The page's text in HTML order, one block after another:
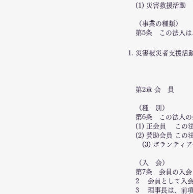
(1) 災害救援活動
（事業の種類）
第5条 この法人は
災害被災者支援活
第2章 会 員
（種 別）
第6条 この法人の
(1) 正会員 この法
(2) 賛助会員 この
(3) ボランティア
（入 会）
第7条 会員の入会
2 会員として入会
3 理事長は、前項